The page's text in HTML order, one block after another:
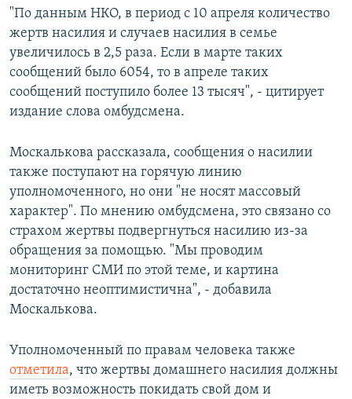
"По данным НКО, в период с 10 апреля количество
жертв насилия и случаев насилия в семье
увеличилось в 2,5 раза. Если в марте таких
сообщений было 6054, то в апреле таких
сообщений поступило более 13 тысяч", - цитирует
издание слова омбудсмена.
Москалькова рассказала, сообщения о насилии
также поступают на горячую линию
уполномоченного, но они "не носят массовый
характер". По мнению омбудсмена, это связано со
страхом жертвы подвергнуться насилию из-за
обращения за помощью. "Мы проводим
мониторинг СМИ по этой теме, и картина
достаточно неоптимистична", - добавила
Москалькова.
Уполномоченный по правам человека также
отметила, что жертвы домашнего насилия должны
иметь возможность покидать свой дом и